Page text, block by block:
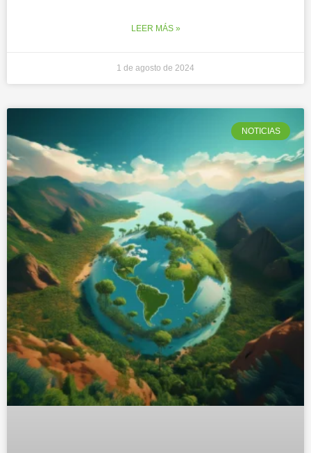
LEER MÁS »
1 de agosto de 2024
NOTICIAS